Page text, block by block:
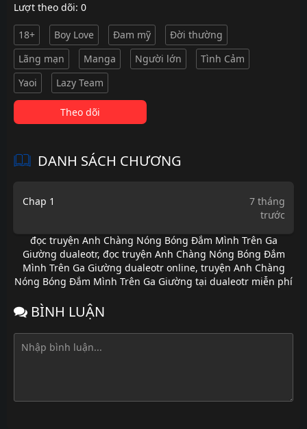
Lượt theo dõi: 0
18+ Boy Love Đam mỹ
Đời thường
Lãng mạn
Manga Người lớn
Tình Cảm
Yaoi
Lazy Team
Theo dõi
DANH SÁCH CHƯƠNG
Chap 1
7 tháng
trước
đọc truyện Anh Chàng Nóng Bóng Đắm Mình Trên Ga
Giường dualeotr, đọc truyện Anh Chàng Nóng Bóng Đắm
Mình Trên Ga Giường dualeotr online, truyện Anh Chàng
Nóng Bóng Đắm Mình Trên Ga Giường tại dualeotr miễn phí
BÌNH LUẬN